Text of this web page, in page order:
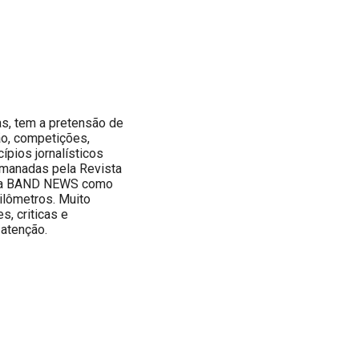
tem a pretensão de
competições,
jornalísticos
pela Revista
NEWS como
Muito
criticas e